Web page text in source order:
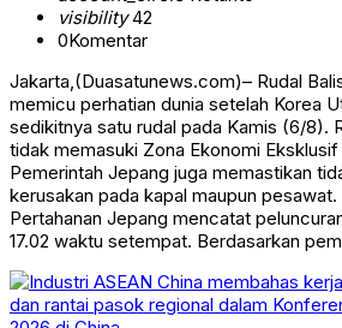
visibility42
0Komentar
Jakarta,(Duasatunews.com)– Rudal
memicu perhatian dunia setelah Korea
sedikitnya satu rudal pada Kamis (6/8).
tidak memasuki Zona Ekonomi
Pemerintah Jepang juga memastikan
kerusakan pada kapal maupun pesawat.
Pertahanan Jepang mencatat
17.02 waktu setempat. Berdasarkan